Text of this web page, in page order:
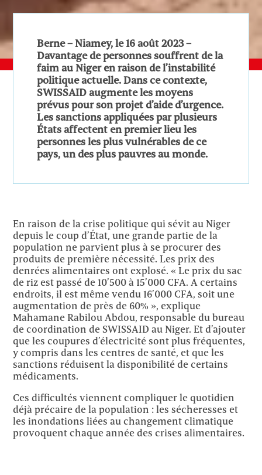
Berne – Niamey, le 16 août 2023 –
Davantage de personnes souffrent de la
faim au Niger en raison de l’instabilité
politique actuelle. Dans ce contexte,
SWISSAID augmente les moyens
prévus pour son projet d’aide d’urgence.
Les sanctions appliquées par plusieurs
États affectent en premier lieu les
personnes les plus vulnérables de ce
pays, un des plus pauvres au monde.
En raison de la crise politique qui sévit au Niger
depuis le coup d’État, une grande partie de la
population ne parvient plus à se procurer des
produits de première nécessité. Les prix des
denrées alimentaires ont explosé. « Le prix du sac
de riz est passé de 10’500 à 15’000 CFA. A certains
endroits, il est même vendu 16’000 CFA, soit une
augmentation de près de 60% », explique
Mahamane Rabilou Abdou, responsable du bureau
de coordination de SWISSAID au Niger. Et d’ajouter
que les coupures d’électricité sont plus fréquentes,
y compris dans les centres de santé, et que les
sanctions réduisent la disponibilité de certains
médicaments.
Ces difficultés viennent compliquer le quotidien
déjà précaire de la population : les sécheresses et
les inondations liées au changement climatique
provoquent chaque année des crises alimentaires.